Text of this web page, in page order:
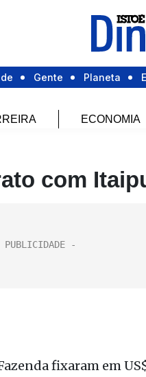
Gente Planeta
ECONOMIA
com
fixaram em